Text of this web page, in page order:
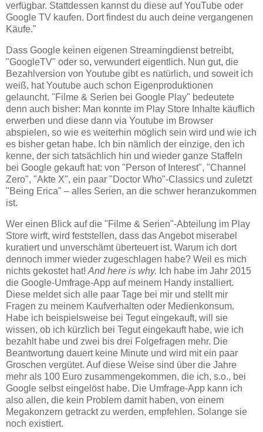
verfügbar. Stattdessen kannst du diese auf YouTube oder
Google TV kaufen. Dort findest du auch deine vergangenen
Käufe."
Dass Google keinen eigenen Streamingdienst betreibt,
"GoogleTV" oder so, verwundert eigentlich. Nun gut, die
Bezahlversion von Youtube gibt es natürlich, und soweit ich
weiß, hat Youtube auch schon Eigenproduktionen
gelauncht. "Filme & Serien bei Google Play" bedeutete
denn auch bisher: Man konnte im Play Store Inhalte käuflich
erwerben und diese dann via Youtube im Browser
abspielen, so wie es weiterhin möglich sein wird und wie ich
es bisher getan habe. Ich bin nämlich der einzige, den ich
kenne, der sich tatsächlich hin und wieder ganze Staffeln
bei Google gekauft hat: von "Person of Interest", "Channel
Zero", "Akte X", ein paar "Doctor Who"-Classics und zuletzt
"Being Erica" – alles Serien, an die schwer heranzukommen
ist.
Wer einen Blick auf die "Filme & Serien"-Abteilung im Play
Store wirft, wird feststellen, dass das Angebot miserabel
kuratiert und unverschämt überteuert ist. Warum ich dort
dennoch immer wieder zugeschlagen habe? Weil es mich
nichts gekostet hat! And here is why. Ich habe im Jahr 2015
die Google-Umfrage-App auf meinem Handy installiert.
Diese meldet sich alle paar Tage bei mir und stellt mir
Fragen zu meinem Kaufverhalten oder Medienkonsum.
Habe ich beispielsweise bei Tegut eingekauft, will sie
wissen, ob ich kürzlich bei Tegut eingekauft habe, wie ich
bezahlt habe und zwei bis drei Folgefragen mehr. Die
Beantwortung dauert keine Minute und wird mit ein paar
Groschen vergütet. Auf diese Weise sind über die Jahre
mehr als 100 Euro zusammengekommen, die ich, s.o., bei
Google selbst eingelöst habe. Die Umfrage-App kann ich
also allen, die kein Problem damit haben, von einem
Megakonzern getrackt zu werden, empfehlen. Solange sie
noch existiert.